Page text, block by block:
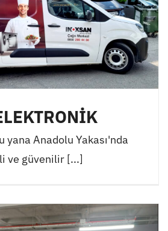
yana Anadolu Yakası'nda
ve güvenilir [...]